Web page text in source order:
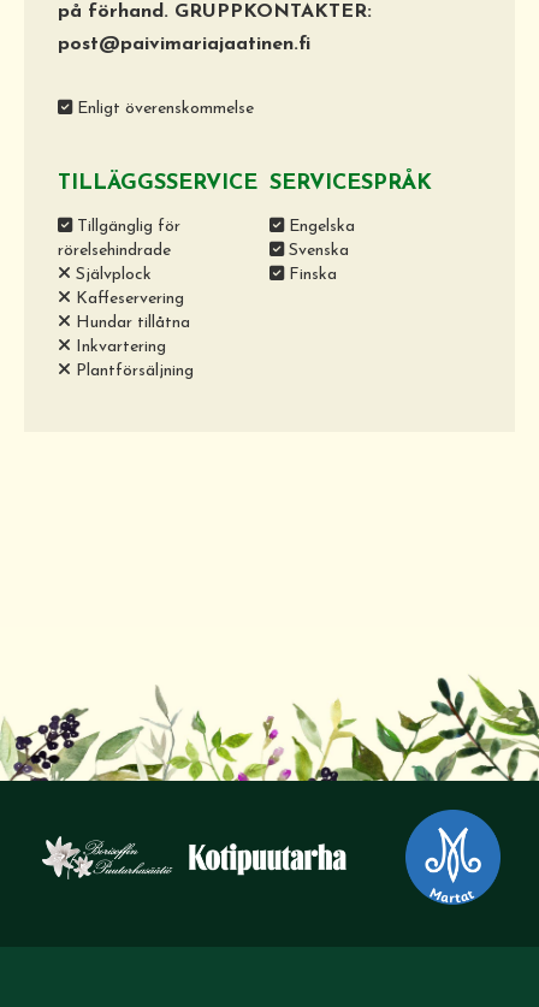
på förhand. GRUPPKONTAKTER:
post@paivimariajaatinen.fi
Enligt överenskommelse
TILLÄGGSSERVICE
Tillgänglig för
rörelsehindrade
Självplock
Kaffeservering
Hundar tillåtna
Inkvartering
Plantförsäljning
SERVICESPRÅK
Engelska
Svenska
Finska